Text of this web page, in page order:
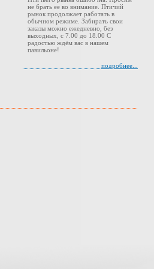
не брать ее во внимание. Птичий
рынок продолжает работать в
обычном режиме. Забирать свои
заказы можно ежедневно, без
выходных, с 7.00 до 18.00 С
радостью ждём вас в нашем
павильоне!
подробнее...